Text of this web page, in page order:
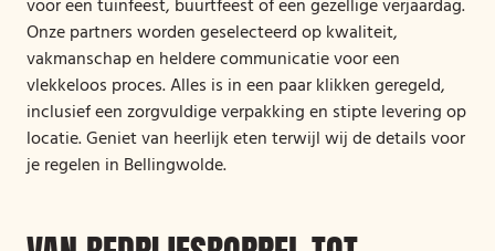
voor een tuinfeest, buurtfeest of een gezellige verjaardag.
Onze partners worden geselecteerd op kwaliteit,
vakmanschap en heldere communicatie voor een
vlekkeloos proces. Alles is in een paar klikken geregeld,
inclusief een zorgvuldige verpakking en stipte levering op
locatie. Geniet van heerlijk eten terwijl wij de details voor
je regelen in Bellingwolde.